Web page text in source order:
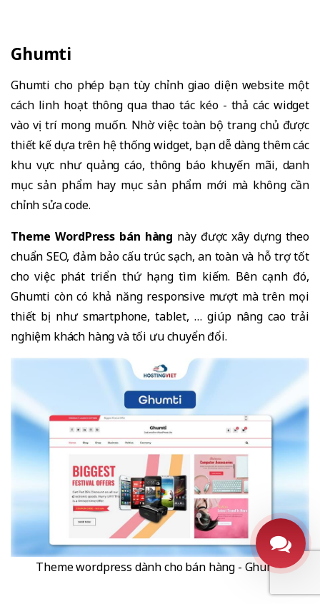
Ghumti
Ghumti cho phép bạn tùy chỉnh giao diện website một
cách linh hoạt thông qua thao tác kéo - thả các widget
vào vị trí mong muốn. Nhờ việc toàn bộ trang chủ được
thiết kế dựa trên hệ thống widget, bạn dễ dàng thêm các
khu vực như quảng cáo, thông báo khuyến mãi, danh
mục sản phẩm hay mục sản phẩm mới mà không cần
chỉnh sửa code.
Theme WordPress bán hàng này được xây dựng theo
chuẩn SEO, đảm bảo cấu trúc sạch, an toàn và hỗ trợ tốt
cho việc phát triển thứ hạng tìm kiếm. Bên cạnh đó,
Ghumti còn có khả năng responsive mượt mà trên mọi
thiết bị như smartphone, tablet, … giúp nâng cao trải
nghiệm khách hàng và tối ưu chuyển đổi.
Theme wordpress dành cho bán hàng - Ghumti